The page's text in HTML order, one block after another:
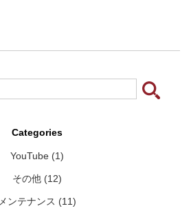
Categories
YouTube (1)
その他 (12)
メンテナンス (11)